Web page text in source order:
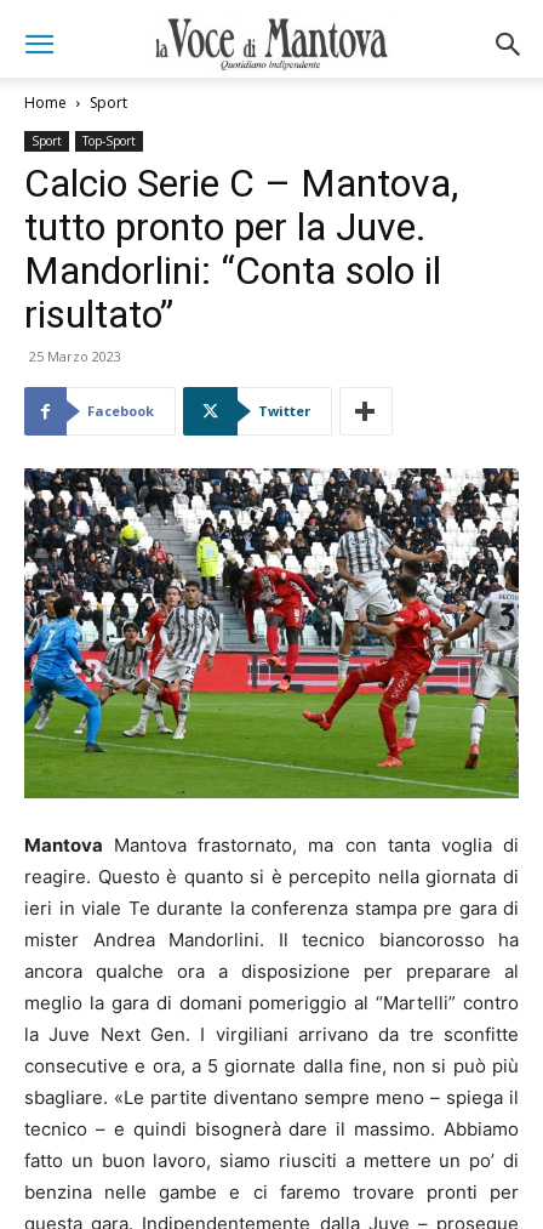
Home Sport
Sport Top-Sport
Calcio Serie C – Mantova,
tutto pronto per la Juve.
Mandorlini: “Conta solo il
risultato”
25 Marzo 2023
Facebook Twitter
Mantova Mantova frastornato, ma con tanta voglia di
reagire. Questo è quanto si è percepito nella giornata di
ieri in viale Te durante la conferenza stampa pre gara di
mister Andrea Mandorlini. Il tecnico biancorosso ha
ancora qualche ora a disposizione per preparare al
meglio la gara di domani pomeriggio al “Martelli” contro
la Juve Next Gen. I virgiliani arrivano da tre sconfitte
consecutive e ora, a 5 giornate dalla fine, non si può più
sbagliare. «Le partite diventano sempre meno – spiega il
tecnico – e quindi bisognerà dare il massimo. Abbiamo
fatto un buon lavoro, siamo riusciti a mettere un po’ di
benzina nelle gambe e ci faremo trovare pronti per
questa gara. Indipendentemente dalla Juve – prosegue